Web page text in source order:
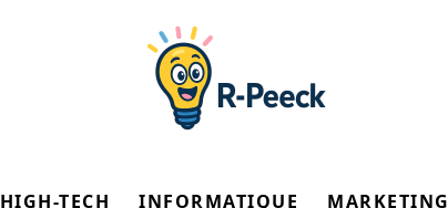
HIGH-TECH INFORMATIQUE MARKETING